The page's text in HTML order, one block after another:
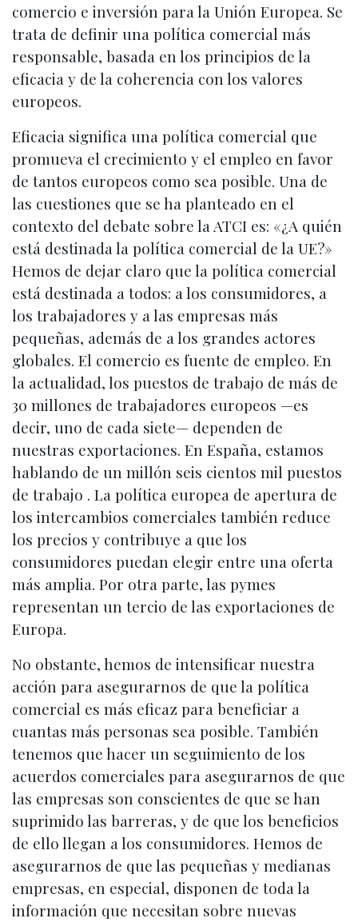
comercio e inversión para la Unión Europea. Se
trata de definir una política comercial más
responsable, basada en los principios de la
eficacia y de la coherencia con los valores
europeos.
Eficacia significa una política comercial que
promueva el crecimiento y el empleo en favor
de tantos europeos como sea posible. Una de
las cuestiones que se ha planteado en el
contexto del debate sobre la ATCI es: «¿A quién
está destinada la política comercial de la UE?»
Hemos de dejar claro que la política comercial
está destinada a todos: a los consumidores, a
los trabajadores y a las empresas más
pequeñas, además de a los grandes actores
globales. El comercio es fuente de empleo. En
la actualidad, los puestos de trabajo de más de
30 millones de trabajadores europeos —es
decir, uno de cada siete— dependen de
nuestras exportaciones. En España, estamos
hablando de un millón seis cientos mil puestos
de trabajo . La política europea de apertura de
los intercambios comerciales también reduce
los precios y contribuye a que los
consumidores puedan elegir entre una oferta
más amplia. Por otra parte, las pymes
representan un tercio de las exportaciones de
Europa.
No obstante, hemos de intensificar nuestra
acción para asegurarnos de que la política
comercial es más eficaz para beneficiar a
cuantas más personas sea posible. También
tenemos que hacer un seguimiento de los
acuerdos comerciales para asegurarnos de que
las empresas son conscientes de que se han
suprimido las barreras, y de que los beneficios
de ello llegan a los consumidores. Hemos de
asegurarnos de que las pequeñas y medianas
empresas, en especial, disponen de toda la
información que necesitan sobre nuevas